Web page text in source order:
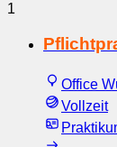
1
Office
Vollzeit